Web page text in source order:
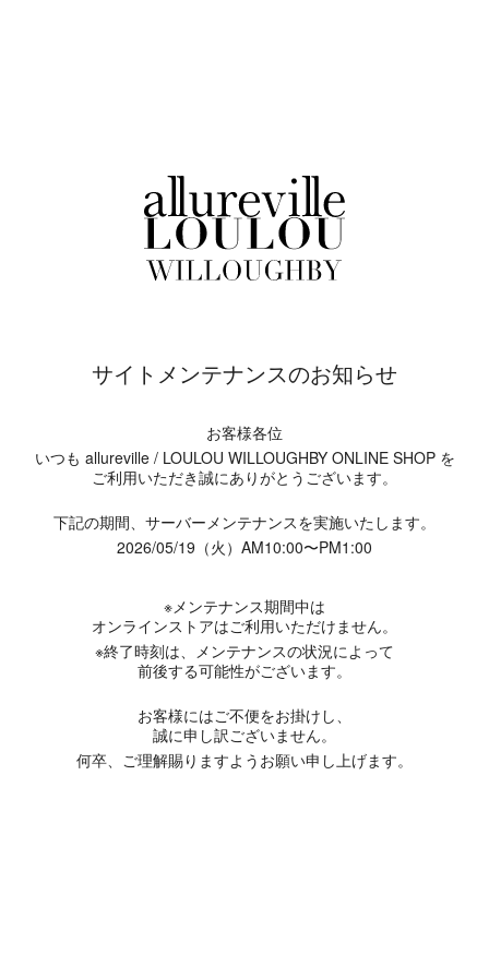
サイトメンテナンスのお知らせ
お客様各位
いつも allureville / LOULOU WILLOUGHBY ONLINE SHOP を
ご利用いただき誠にありがとうございます。
下記の期間、サーバーメンテナンスを実施いたします。
2026/05/19（火）AM10:00〜PM1:00
※メンテナンス期間中は
オンラインストアはご利用いただけません。
※終了時刻は、メンテナンスの状況によって
前後する可能性がございます。
お客様にはご不便をお掛けし、
誠に申し訳ございません。
何卒、ご理解賜りますようお願い申し上げます。